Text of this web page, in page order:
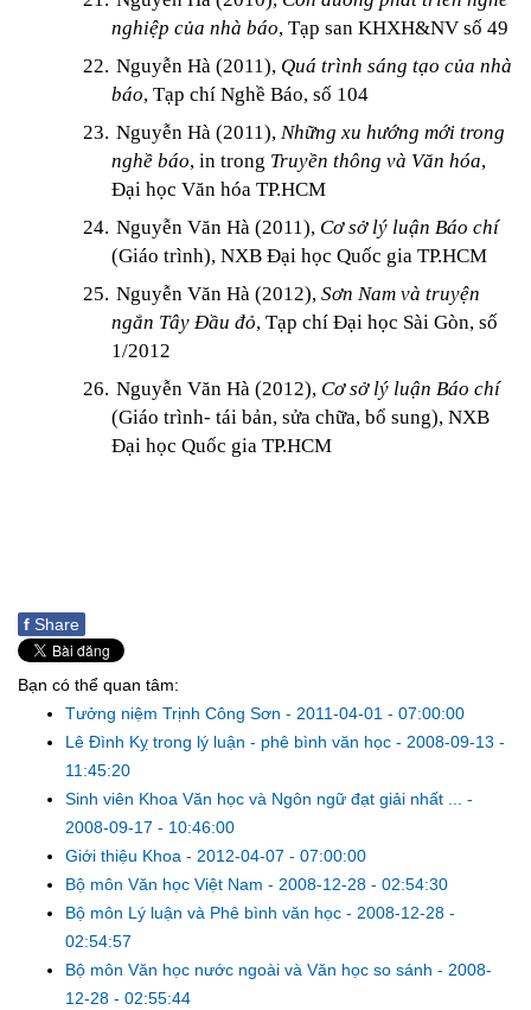
nghiệp của nhà báo, Tạp san KHXH&NV số 49
22. Nguyễn Hà (2011), Quá trình sáng tạo của nhà
báo, Tạp chí Nghề Báo, số 104
23. Nguyễn Hà (2011), Những xu hướng mới trong
nghề báo, in trong Truyền thông và Văn hóa,
Đại học Văn hóa TP.HCM
24. Nguyễn Văn Hà (2011), Cơ sở lý luận Báo chí
(Giáo trình), NXB Đại học Quốc gia TP.HCM
25. Nguyễn Văn Hà (2012), Sơn Nam và truyện
ngắn Tây Đầu đỏ, Tạp chí Đại học Sài Gòn, số
1/2012
26. Nguyễn Văn Hà (2012), Cơ sở lý luận Báo chí
(Giáo trình- tái bản, sửa chữa, bổ sung), NXB
Đại học Quốc gia TP.HCM
f Share
Bạn có thể quan tâm:
Tưởng niệm Trịnh Công Sơn - 2011-04-01 - 07:00:00
Lê Đình Kỵ trong lý luận - phê bình văn học - 2008-09-13 -
11:45:20
Sinh viên Khoa Văn học và Ngôn ngữ đạt giải nhất ... -
2008-09-17 - 10:46:00
Giới thiệu Khoa - 2012-04-07 - 07:00:00
Bộ môn Văn học Việt Nam - 2008-12-28 - 02:54:30
Bộ môn Lý luận và Phê bình văn học - 2008-12-28 -
02:54:57
Bộ môn Văn học nước ngoài và Văn học so sánh - 2008-
12-28 - 02:55:44